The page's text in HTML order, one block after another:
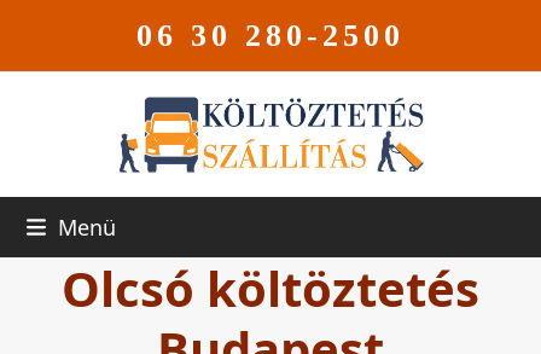
06 30 280-2500
Menü
Olcsó költöztetés